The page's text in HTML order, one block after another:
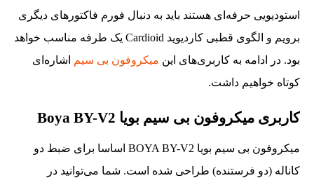
استودیویی حرفه‌ای هستند باید به دنبال فورم فاکتورهای دیگری
برویم و الگوی قطبی کاردیوید Cardioid یک طرفه مناسب خواهد
بود. در ادامه به کاربری‌های این میکروفون بی سیم
اشاره‌ای
کوتاه خواهیم داشت.
کاربری میکروفون بی سیم بویا Boya BY-V2
میکروفون بی سیم بویا BOYA BY-V2 اساسا برای ضبط دو
کاناله (دو فرستنده) طراحی شده است. شما می‌توانید در